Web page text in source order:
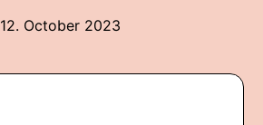
12. October 2023